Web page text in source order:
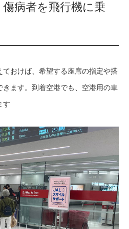
病者を飛行機に乗
おけば、希望する座席の指定や搭
ます。到着空港でも、空港用の車
す